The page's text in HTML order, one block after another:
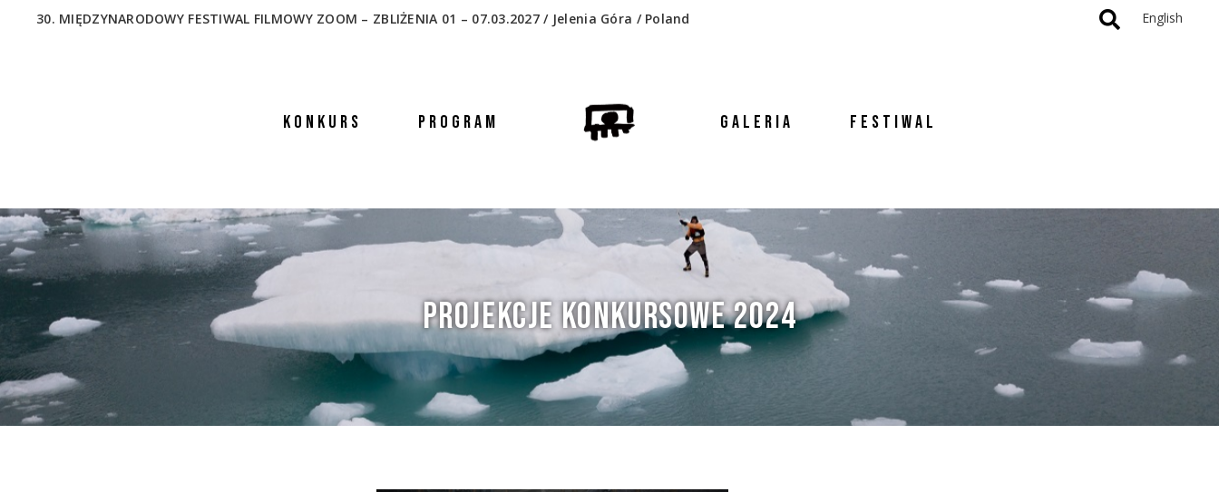
30. MIĘDZYNARODOWY FESTIWAL FILMOWY ZOOM – ZBLIŻENIA 01 – 07.03.2027 / Jelenia Góra / Poland English
KONKURS PROGRAM GALERIA FESTIWAL
PROJEKCJE KONKURSOWE 2024
NAN